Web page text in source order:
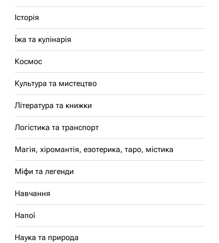
Історія
Їжа та кулінарія
Космос
Культура та мистецтво
Література та книжки
Логістика та транспорт
Магія, хіромантія, езотерика, таро, містика
Міфи та легенди
Навчання
Напої
Наука та природа